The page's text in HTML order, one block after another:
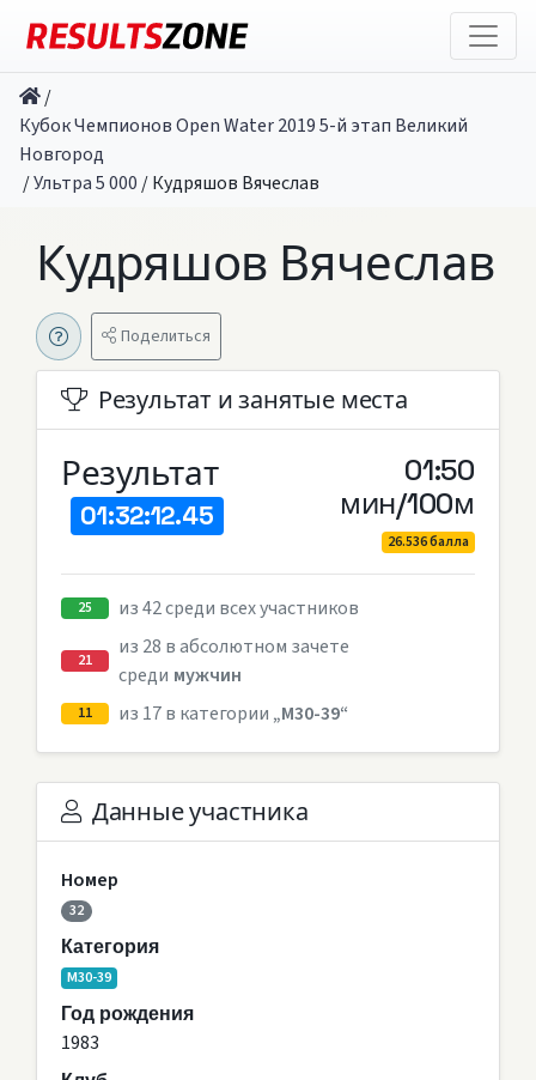
/
Кубок Чемпионов Open Water 2019 5-й этап Великий
Новгород
/Ультра 5 000 /Кудряшов Вячеслав
Кудряшов Вячеслав
Поделиться
Результат и занятые места
Результат
01:32:12.45
01:50
мин/100м
26.536 балла
25 из 42 среди всех участников
21
из 28 в абсолютном зачете
среди мужчин
11 из 17 в категории „M30-39“
Данные участника
Номер
32
Категория
M30-39
Год рождения
1983